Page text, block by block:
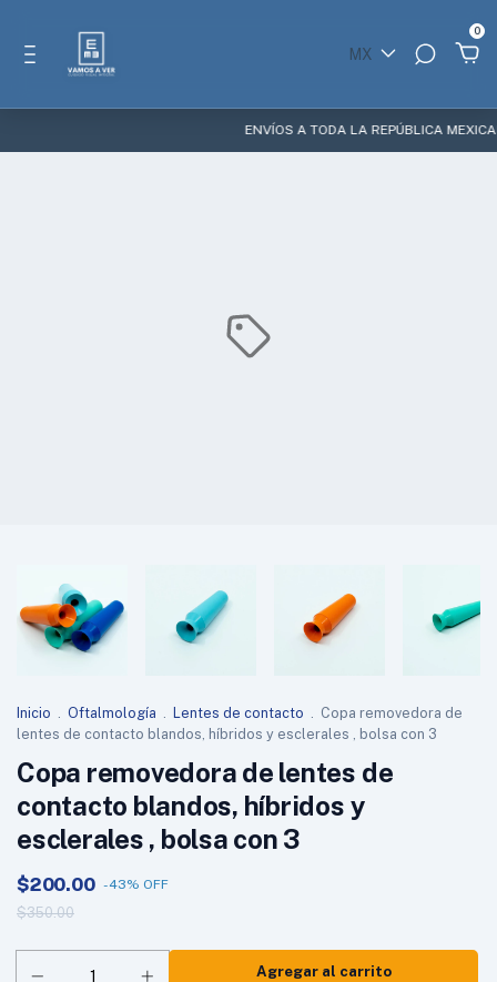
MX
0
ENVÍOS A TODA LA REPÚBLICA
Inicio . Oftalmología . Lentes de contacto . Copa removedora de
lentes de contacto blandos, híbridos y esclerales , bolsa con 3
Copa removedora de lentes de
contacto blandos, híbridos y
esclerales , bolsa con 3
$200.00 -43% OFF
$350.00